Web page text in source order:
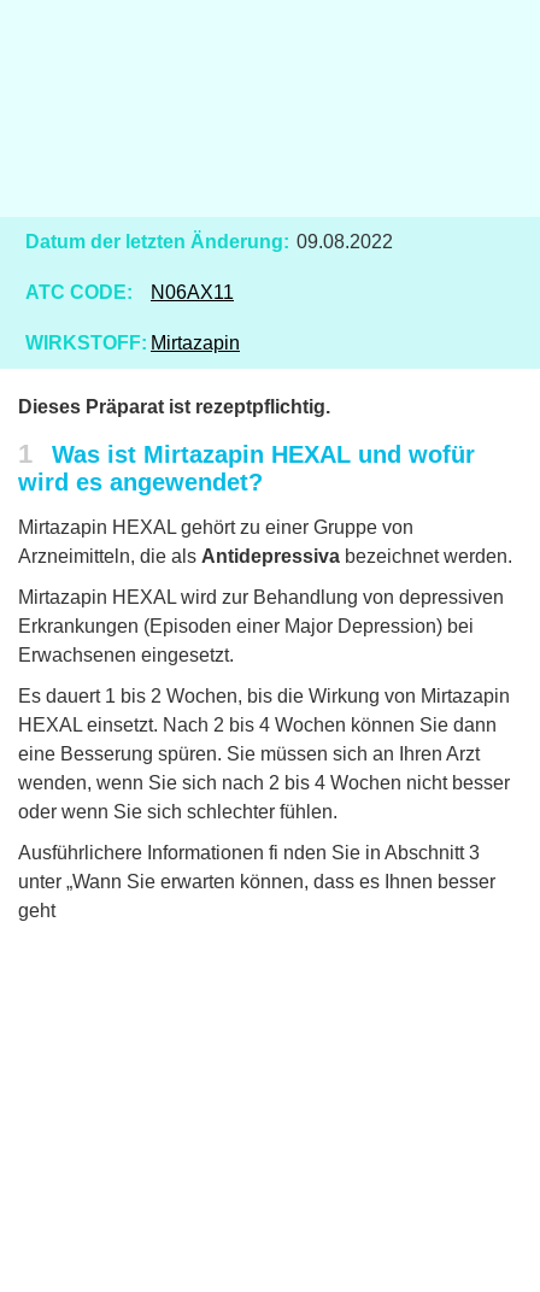
Datum der letzten Änderung: 09.08.2022
ATC CODE: N06AX11
WIRKSTOFF: Mirtazapin
Dieses Präparat ist rezeptpflichtig.
1
Was ist Mirtazapin HEXAL und wofür
wird es angewendet?
Mirtazapin HEXAL gehört zu einer Gruppe von
Arzneimitteln, die als Antidepressiva bezeichnet werden.
Mirtazapin HEXAL wird zur Behandlung von depressiven
Erkrankungen (Episoden einer Major Depression) bei
Erwachsenen eingesetzt.
Es dauert 1 bis 2 Wochen, bis die Wirkung von Mirtazapin
HEXAL einsetzt. Nach 2 bis 4 Wochen können Sie dann
eine Besserung spüren. Sie müssen sich an Ihren Arzt
wenden, wenn Sie sich nach 2 bis 4 Wochen nicht besser
oder wenn Sie sich schlechter fühlen.
Ausführlichere Informationen fi nden Sie in Abschnitt 3
unter „Wann Sie erwarten können, dass es Ihnen besser
geht